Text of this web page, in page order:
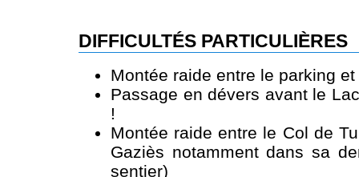
DIFFICULTÉS PARTICULIÈRES
Montée raide entre le parking
Passage en dévers avant le
!
Montée raide entre le Col de
Gaziès notamment dans sa
sentier)